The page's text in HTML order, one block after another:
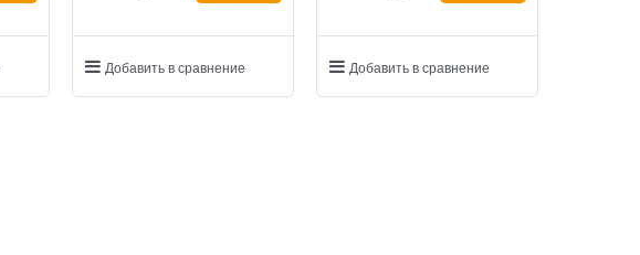
Добавить в сравнение Добавить в сравнение